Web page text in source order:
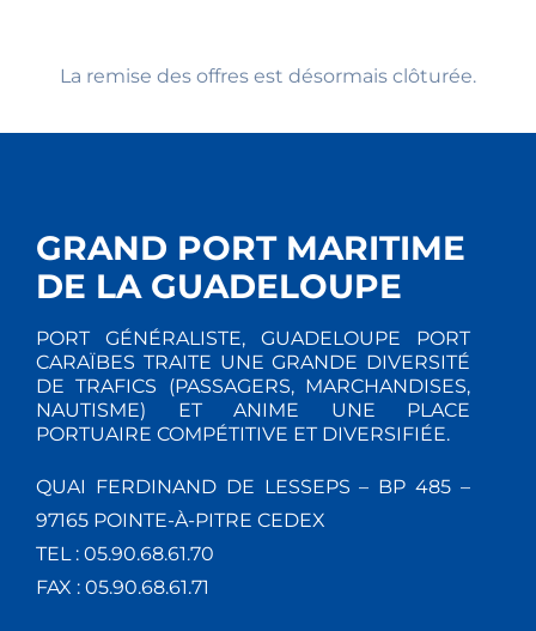
La remise des offres est désormais clôturée.
GRAND PORT MARITIME
DE LA GUADELOUPE
PORT GÉNÉRALISTE, GUADELOUPE PORT
CARAÏBES TRAITE UNE GRANDE DIVERSITÉ
DE TRAFICS (PASSAGERS, MARCHANDISES,
NAUTISME) ET ANIME UNE PLACE
PORTUAIRE COMPÉTITIVE ET DIVERSIFIÉE.
QUAI FERDINAND DE LESSEPS – BP 485 –
97165 POINTE-À-PITRE CEDEX
TEL : 05.90.68.61.70
FAX : 05.90.68.61.71